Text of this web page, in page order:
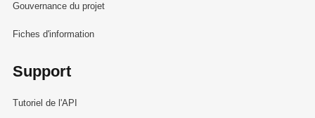
Gouvernance du projet
Fiches d'information
Support
Tutoriel de l'API